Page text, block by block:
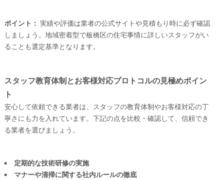
ポイント： 実績や評価は業者の公式サイトや見積もり時に必ず確認
しましょう。地域密着型で板橋区の住宅事情に詳しいスタッフがい
ることも選定基準となります。
スタッフ教育体制とお客様対応プロトコルの見極めポイン
ト
安心して依頼できる業者は、スタッフの教育体制やお客様対応の丁
寧さにも力を入れています。下記の点を比較・確認して、信頼でき
る業者を選びましょう。
定期的な技術研修の実施
マナーや清掃に関する社内ルールの徹底